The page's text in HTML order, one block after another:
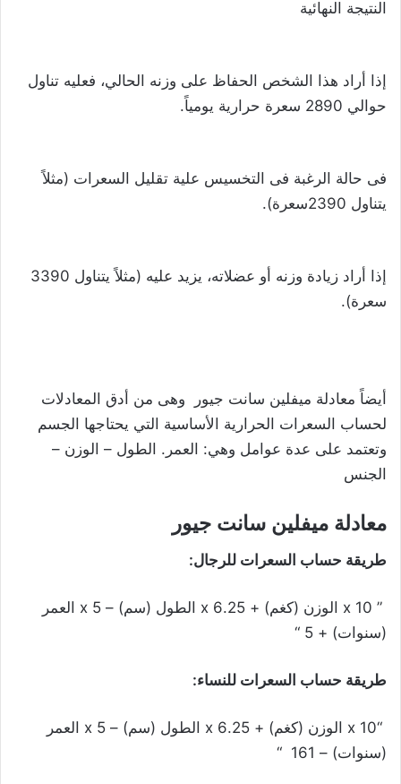
النتيجة النهائية
إذا أراد هذا الشخص الحفاظ على وزنه الحالي، فعليه تناول
حوالي 2890 سعرة حرارية يومياً.
فى حالة الرغبة فى التخسيس علية تقليل السعرات (مثلاً
يتناول 2390سعرة).
إذا أراد زيادة وزنه أو عضلاته، يزيد عليه (مثلاً يتناول 3390
سعرة).
أيضاً معادلة ميفلين سانت جيور وهى من أدق المعادلات
لحساب السعرات الحرارية الأساسية التي يحتاجها الجسم
وتعتمد على عدة عوامل وهي: العمر. الطول – الوزن –
الجنس
معادلة ميفلين سانت جيور
طريقة حساب السعرات للرجال:
” 10 x الوزن (كغم) + 6.25 x الطول (سم) – 5 x العمر
(سنوات) + 5 “
طريقة حساب السعرات للنساء:
“10 x الوزن (كغم) + 6.25 x الطول (سم) – 5 x العمر
(سنوات) – 161 “